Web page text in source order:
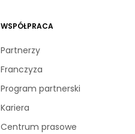
WSPÓŁPRACA
Partnerzy
Franczyza
Program partnerski
Kariera
Centrum prasowe